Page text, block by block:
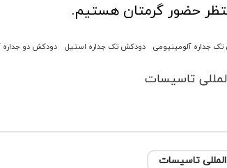
حضور گرمتان هستیم.
جداره آلومینیومی دودکش تک جداره استیل دودکش دو جداره
تاسیسات
تاسیسات